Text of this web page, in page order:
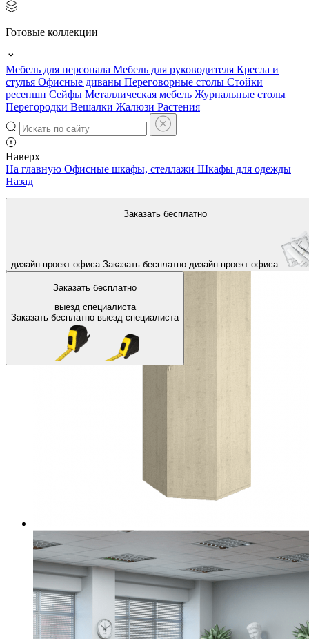
Готовые коллекции
Мебель для персонала Мебель для руководителя Кресла и
стулья Офисные диваны Переговорные столы Стойки
ресепшн Сейфы Металлическая мебель Журнальные столы
Перегородки Вешалки Жалюзи Растения
Наверх
Заказать бесплатно
дизайн-проект офиса Заказать бесплатно дизайн-проект офиса
Заказать бесплатно
выезд специалиста
Заказать бесплатно выезд специалиста
На главную Офисные шкафы, стеллажи Шкафы для одежды
Назад